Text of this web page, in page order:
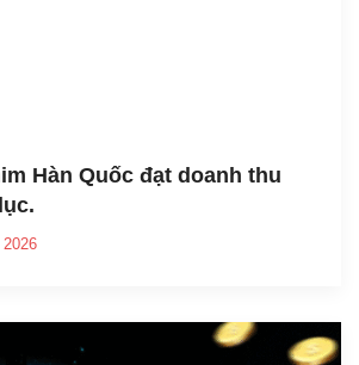
Hàn Quốc đạt doanh thu